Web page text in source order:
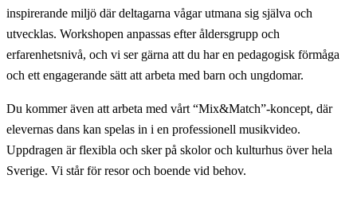
inspirerande miljö där deltagarna vågar utmana sig själva och
utvecklas. Workshopen anpassas efter åldersgrupp och
erfarenhetsnivå, och vi ser gärna att du har en pedagogisk förmåga
och ett engagerande sätt att arbeta med barn och ungdomar.
Du kommer även att arbeta med vårt “Mix&Match”-koncept, där
elevernas dans kan spelas in i en professionell musikvideo.
Uppdragen är flexibla och sker på skolor och kulturhus över hela
Sverige. Vi står för resor och boende vid behov.